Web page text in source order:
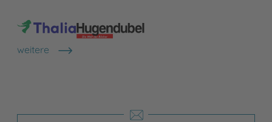
weitere
Shops anzeigen